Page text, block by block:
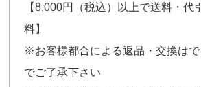
【8,000円（税込）以上で送料・代
料】
※お客様都合による返品・交換は
でご了承下さい